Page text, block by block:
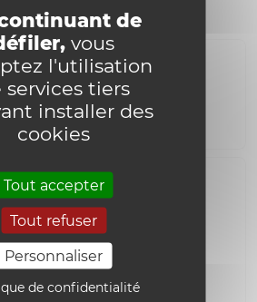
de
vous
l'utilisation
services tiers
installer des
cookies
Tout accepter
Tout refuser
Personnaliser
de confidentialité
Enseignement
Descamps
Descamps